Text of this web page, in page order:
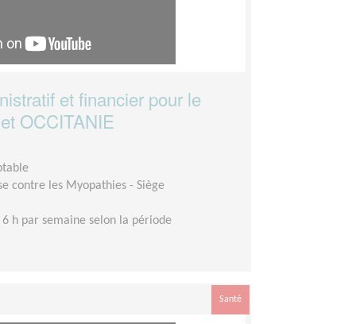
et financier pour le
OCCITANIE
contre les Myopathies - Siège
6 h par semaine selon la période
Santé